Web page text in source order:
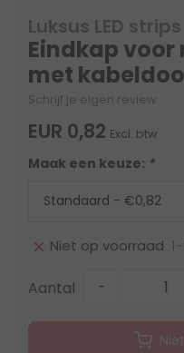
Luksus LED strips
Eindkap voor
met
Schrijf je eigen review
EUR 0,82 Excl. btw
Maak een keuze: *
Niet op voorraad
Aantal -